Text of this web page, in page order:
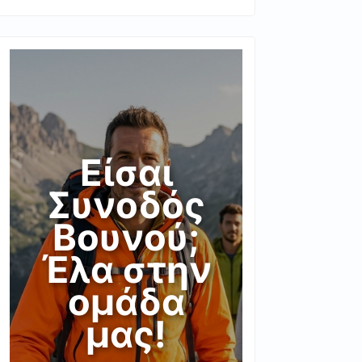
Είσαι
Συνοδός
Βουνού;
Έλα στην
ομάδα
μας!